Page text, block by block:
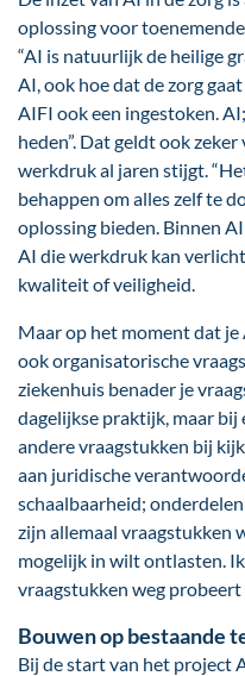
oplossing voor
“AI is natuurlijk de heilige
AI, ook hoe dat de zorg
AIFI ook een ingestoken.
heden”. Dat geldt ook
werkdruk al jaren stijgt.
behappen om alles zelf te
oplossing bieden. Binnen
AI die werkdruk kan
kwaliteit of veiligheid.
Maar op het moment dat
ook organisatorische
ziekenhuis benader je
dagelijkse praktijk, maar bij
andere vraag­stuk­ken bij
aan juridische
schaalbaarheid;
zijn allemaal vraag­stukken
mogelijk in wilt ontlasten.
vraagstukken weg probeert
Bouwen op bestaande
Bij de start van het project